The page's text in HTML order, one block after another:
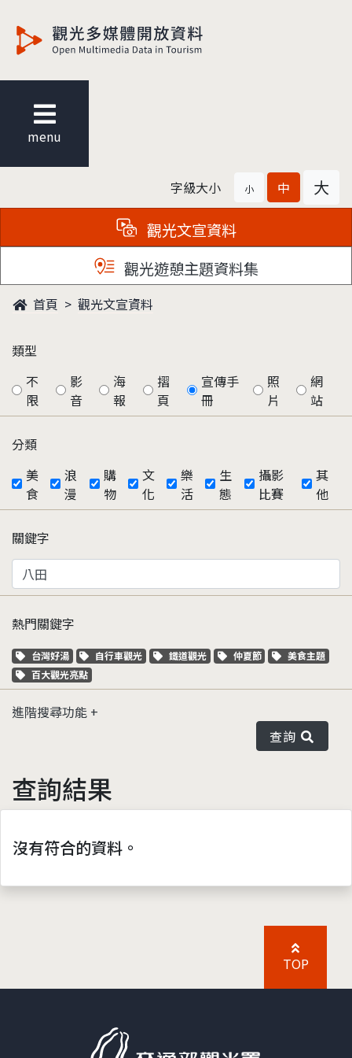
menu
字級大小 小 中 大
觀光文宣資料
觀光遊憩主題資料集
首頁 觀光文宣資料
類型
不
限
影
音
海
報
摺
頁
宣傳手
冊
照
片
網
站
分類
美
食
浪
漫
購
物
文
化
樂
活
生
態
攝影
比賽
其
他
關鍵字
熱門關鍵字
關鍵字標籤
台灣好湯 關鍵字標籤
自行車觀光 關鍵字標籤
鐵道觀光 關鍵字標籤
仲夏節 關鍵字標籤
美食主題
關鍵字標籤
百大觀光亮點
進階搜尋功能
查詢
查詢結果
沒有符合的資料。
TOP